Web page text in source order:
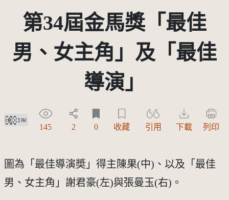
第34屆金馬獎「最佳
男、女主角」及「最佳
導演」
創用CC姓名標示-禁止改作 3.0 台灣及其後版本(CC BY-ND 3.0 TW +)
145 2 0 收藏 引用 下載 列印
圖為「最佳導演奬」得主陳果(中)、以及「最佳
男、女主角」謝君豪(左)與張曼玉(右)。